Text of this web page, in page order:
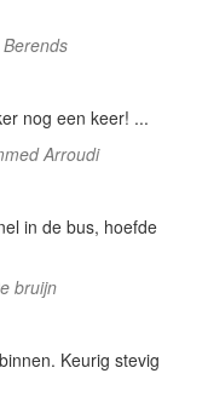
nog een keer! ...
Arroudi
in de bus, hoefde
bruijn
Keurig stevig